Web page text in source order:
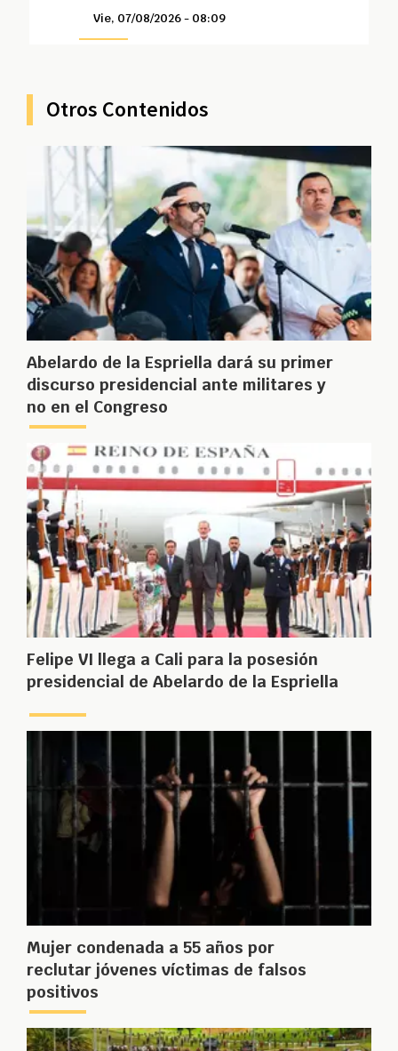
Vie, 07/08/2026 - 08:09
Otros Contenidos
Abelardo de la Espriella dará su primer
discurso presidencial ante militares y
no en el Congreso
Felipe VI llega a Cali para la posesión
presidencial de Abelardo de la Espriella
Mujer condenada a 55 años por
reclutar jóvenes víctimas de falsos
positivos